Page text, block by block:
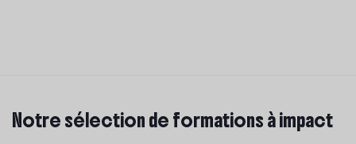
Notre sélection de formations à impact